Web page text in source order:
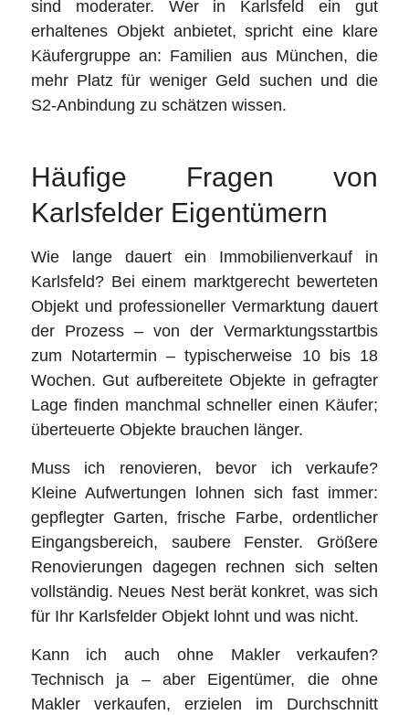
sind moderater. Wer in Karlsfeld ein gut
erhaltenes Objekt anbietet, spricht eine klare
Käufergruppe an: Familien aus München, die
mehr Platz für weniger Geld suchen und die
S2-Anbindung zu schätzen wissen.
Häufige Fragen von
Karlsfelder Eigentümern
Wie lange dauert ein Immobilienverkauf in
Karlsfeld? Bei einem marktgerecht bewerteten
Objekt und professioneller Vermarktung dauert
der Prozess – von der Vermarktungsstartbis
zum Notartermin – typischerweise 10 bis 18
Wochen. Gut aufbereitete Objekte in gefragter
Lage finden manchmal schneller einen Käufer;
überteuerte Objekte brauchen länger.
Muss ich renovieren, bevor ich verkaufe?
Kleine Aufwertungen lohnen sich fast immer:
gepflegter Garten, frische Farbe, ordentlicher
Eingangsbereich, saubere Fenster. Größere
Renovierungen dagegen rechnen sich selten
vollständig. Neues Nest berät konkret, was sich
für Ihr Karlsfelder Objekt lohnt und was nicht.
Kann ich auch ohne Makler verkaufen?
Technisch ja – aber Eigentümer, die ohne
Makler verkaufen, erzielen im Durchschnitt